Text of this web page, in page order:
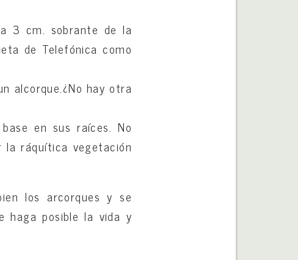
3 cm. sobrante de la
de Telefónica como
alcorque.¿No hay otra
en sus raíces. No
ráquítica vegetación
los arcorques y se
haga posible la vida y